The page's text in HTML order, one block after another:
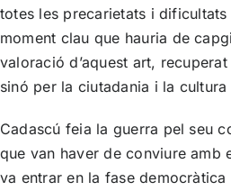
totes les precarietats i dificultats
moment clau que hauria de
valoració d’aquest art,
sinó per la ciutadania i la
Cadascú feia la guerra pel seu
que van haver de conviure amb
va entrar en la fase